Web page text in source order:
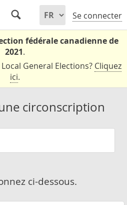
Se connecter
fédérale canadienne de
2021.
General Elections? Cliquez
ici.
circonscription
ci-dessous.